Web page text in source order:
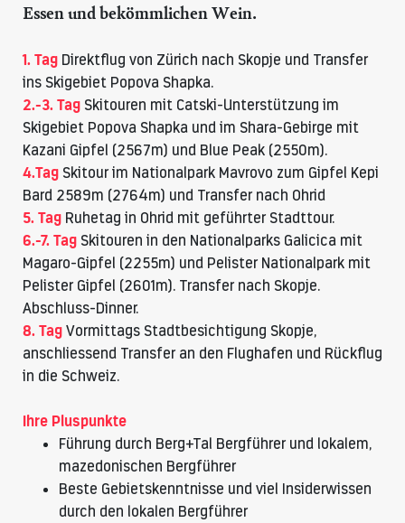
Essen und bekömmlichen Wein.
1. Tag Direktflug von Zürich nach Skopje und Transfer
ins Skigebiet Popova Shapka.
2.-3. Tag Skitouren mit Catski-Unterstützung im
Skigebiet Popova Shapka und im Shara-Gebirge mit
Kazani Gipfel (2567m) und Blue Peak (2550m).
4.Tag Skitour im Nationalpark Mavrovo zum Gipfel Kepi
Bard 2589m (2764m) und Transfer nach Ohrid
5. Tag Ruhetag in Ohrid mit geführter Stadttour.
6.-7. Tag Skitouren in den Nationalparks Galicica mit
Magaro-Gipfel (2255m) und Pelister Nationalpark mit
Pelister Gipfel (2601m). Transfer nach Skopje.
Abschluss-Dinner.
8. Tag Vormittags Stadtbesichtigung Skopje,
anschliessend Transfer an den Flughafen und Rückflug
in die Schweiz.
Ihre Pluspunkte
Führung durch Berg+Tal Bergführer und lokalem,
mazedonischen Bergführer
Beste Gebietskenntnisse und viel Insiderwissen
durch den lokalen Bergführer